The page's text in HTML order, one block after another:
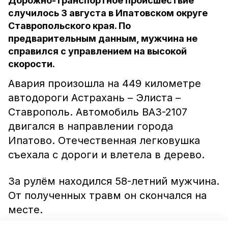
случилось 3 августа в Ипатовском округе
Ставропольского края. По
предварительным данным, мужчина не
справился с управлением на высокой
скорости.
Авария произошла на 449 километре
автодороги Астрахань – Элиста –
Ставрополь. Автомобиль ВАЗ-2107
двигался в направлении города
Ипатово. Отечественная легковушка
съехала с дороги и влетела в дерево.
За рулём находился 58-летний мужчина.
От полученных травм он скончался на
месте.